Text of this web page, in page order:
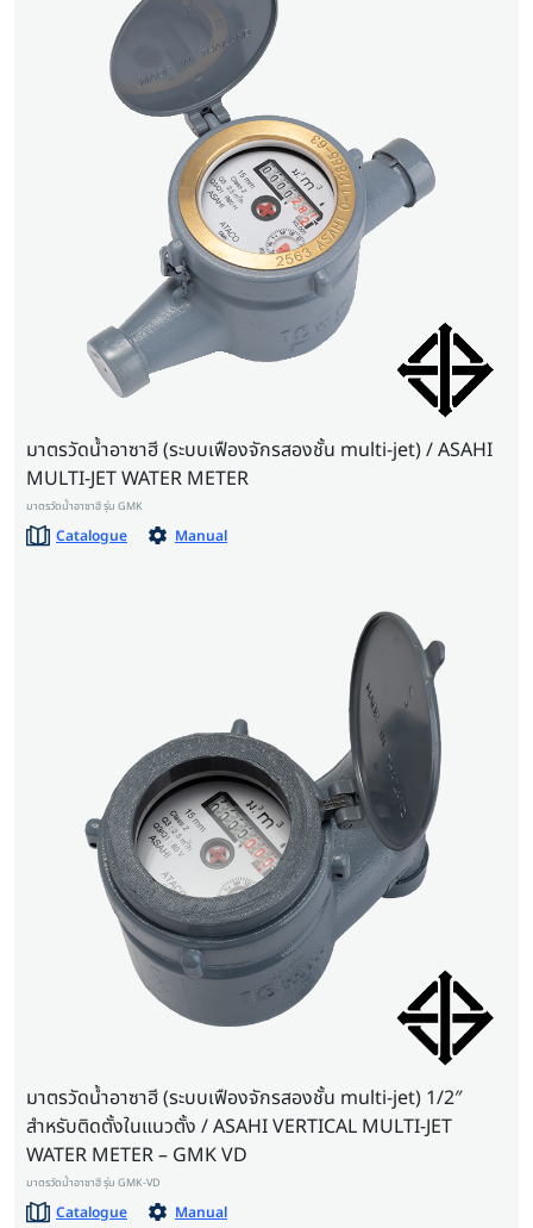
มาตรวัดน้ำอาซาฮี (ระบบเฟืองจักรสองชั้น multi-jet) / ASAHI
MULTI-JET WATER METER
มาตรวัดน้ำอาซาฮี รุ่น GMK
Catalogue Manual
มาตรวัดน้ำอาซาฮี (ระบบเฟืองจักรสองชั้น multi-jet) 1/2″
สำหรับติดตั้งในแนวตั้ง / ASAHI VERTICAL MULTI-JET
WATER METER – GMK VD
มาตรวัดน้ำอาซาฮี รุ่น GMK-VD
Catalogue Manual